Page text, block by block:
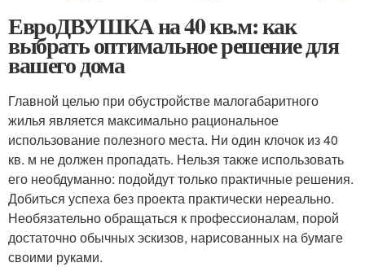
ЕвроДВУШКА на 40 кв.м: как
выбрать оптимальное решение для
вашего дома
Главной целью при обустройстве малогабаритного
жилья является максимально рациональное
использование полезного места. Ни один клочок из 40
кв. м не должен пропадать. Нельзя также использовать
его необдуманно: подойдут только практичные решения.
Добиться успеха без проекта практически нереально.
Необязательно обращаться к профессионалам, порой
достаточно обычных эскизов, нарисованных на бумаге
своими руками.